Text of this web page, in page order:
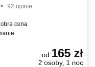
92 opinie
cena
od 165 zł
2 osoby, 1 noc